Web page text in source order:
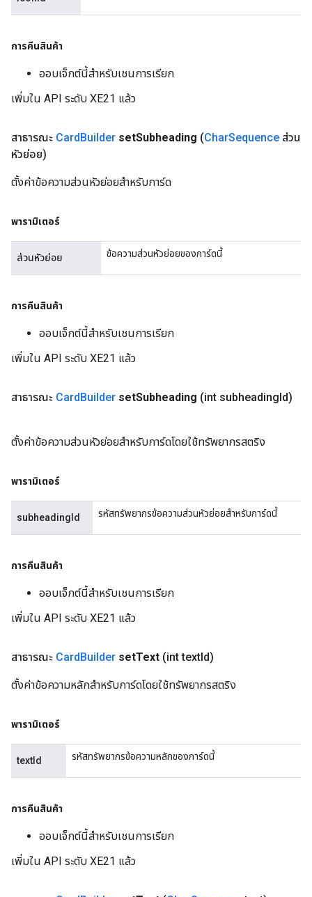
การคืนสินค้า
ออบเจ็กต์นี้สำหรับเชนการเรียก
เพิ่มใน API ระดับ XE21 แล้ว
สาธารณะ CardBuilder setSubheading (CharSequence ส่วน
หัวย่อย)
ตั้งค่าข้อความส่วนหัวย่อยสำหรับการ์ด
พารามิเตอร์
ส่วนหัวย่อย ข้อความส่วนหัวย่อยของการ์ดนี้
การคืนสินค้า
ออบเจ็กต์นี้สำหรับเชนการเรียก
เพิ่มใน API ระดับ XE21 แล้ว
สาธารณะ CardBuilder setSubheading (int subheadingId)
ตั้งค่าข้อความส่วนหัวย่อยสำหรับการ์ดโดยใช้ทรัพยากรสตริง
พารามิเตอร์
subheadingId รหัสทรัพยากรข้อความส่วนหัวย่อยสำหรับการ์ดนี้
การคืนสินค้า
ออบเจ็กต์นี้สำหรับเชนการเรียก
เพิ่มใน API ระดับ XE21 แล้ว
สาธารณะ CardBuilder setText (int textId)
ตั้งค่าข้อความหลักสำหรับการ์ดโดยใช้ทรัพยากรสตริง
พารามิเตอร์
textId รหัสทรัพยากรข้อความหลักของการ์ดนี้
การคืนสินค้า
ออบเจ็กต์นี้สำหรับเชนการเรียก
เพิ่มใน API ระดับ XE21 แล้ว